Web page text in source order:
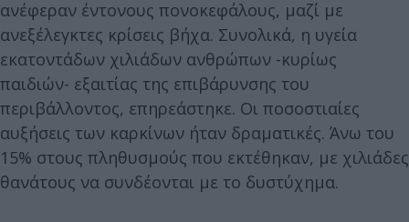
ανέφεραν έντονους πονοκεφάλους, μαζί με
ανεξέλεγκτες κρίσεις βήχα. Συνολικά, η υγεία
εκατοντάδων χιλιάδων ανθρώπων -κυρίως
παιδιών- εξαιτίας της επιβάρυνσης του
περιβάλλοντος, επηρεάστηκε. Οι ποσοστιαίες
αυξήσεις των καρκίνων ήταν δραματικές. Άνω του
15% στους πληθυσμούς που εκτέθηκαν, με χιλιάδες
θανάτους να συνδέονται με το δυστύχημα.